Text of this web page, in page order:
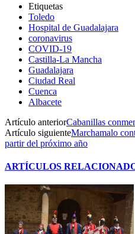
Etiquetas
Toledo
Hospital de Guadalajara
coronavirus
COVID-19
Castilla-La Mancha
Guadalajara
Ciudad Real
Cuenca
Albacete
Artículo anteriorCabanillas
Artículo siguienteMarchamalo
partir del próximo año
ARTÍCULOS